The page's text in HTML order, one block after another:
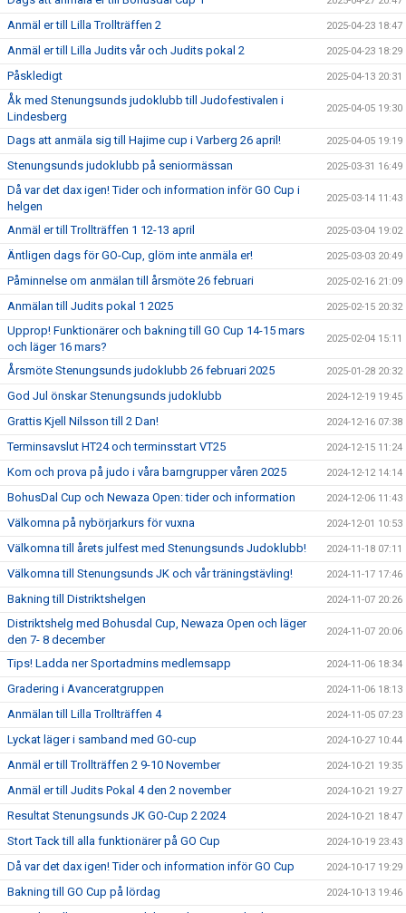
Anmäl er till Lilla Trollträffen 2 2025-04-23 18:47
Anmäl er till Lilla Judits vår och Judits pokal 2 2025-04-23 18:29
Påskledigt 2025-04-13 20:31
Åk med Stenungsunds judoklubb till Judofestivalen i
Lindesberg
2025-04-05 19:30
Dags att anmäla sig till Hajime cup i Varberg 26 april! 2025-04-05 19:19
Stenungsunds judoklubb på seniormässan 2025-03-31 16:49
Då var det dax igen! Tider och information inför GO Cup i
helgen
2025-03-14 11:43
Anmäl er till Trollträffen 1 12-13 april 2025-03-04 19:02
Äntligen dags för GO-Cup, glöm inte anmäla er! 2025-03-03 20:49
Påminnelse om anmälan till årsmöte 26 februari 2025-02-16 21:09
Anmälan till Judits pokal 1 2025 2025-02-15 20:32
Upprop! Funktionärer och bakning till GO Cup 14-15 mars
och läger 16 mars?
2025-02-04 15:11
Årsmöte Stenungsunds judoklubb 26 februari 2025 2025-01-28 20:32
God Jul önskar Stenungsunds judoklubb 2024-12-19 19:45
Grattis Kjell Nilsson till 2 Dan! 2024-12-16 07:38
Terminsavslut HT24 och terminsstart VT25 2024-12-15 11:24
Kom och prova på judo i våra barngrupper våren 2025 2024-12-12 14:14
BohusDal Cup och Newaza Open: tider och information 2024-12-06 11:43
Välkomna på nybörjarkurs för vuxna 2024-12-01 10:53
Välkomna till årets julfest med Stenungsunds Judoklubb! 2024-11-18 07:11
Välkomna till Stenungsunds JK och vår träningstävling! 2024-11-17 17:46
Bakning till Distriktshelgen 2024-11-07 20:26
Distriktshelg med Bohusdal Cup, Newaza Open och läger
den 7- 8 december
2024-11-07 20:06
Tips! Ladda ner Sportadmins medlemsapp 2024-11-06 18:34
Gradering i Avanceratgruppen 2024-11-06 18:13
Anmälan till Lilla Trollträffen 4 2024-11-05 07:23
Lyckat läger i samband med GO-cup 2024-10-27 10:44
Anmäl er till Trollträffen 2 9-10 November 2024-10-21 19:35
Anmäl er till Judits Pokal 4 den 2 november 2024-10-21 19:27
Resultat Stenungsunds JK GO-Cup 2 2024 2024-10-21 18:47
Stort Tack till alla funktionärer på GO Cup 2024-10-19 23:43
Då var det dax igen! Tider och information inför GO Cup 2024-10-17 19:29
Bakning till GO Cup på lördag 2024-10-13 19:46